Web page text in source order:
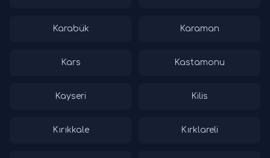
Karabük Karaman
Kars Kastamonu
Kayseri Kilis
Kırıkkale Kırklareli